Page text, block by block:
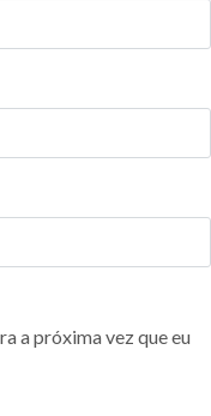
a próxima vez que eu